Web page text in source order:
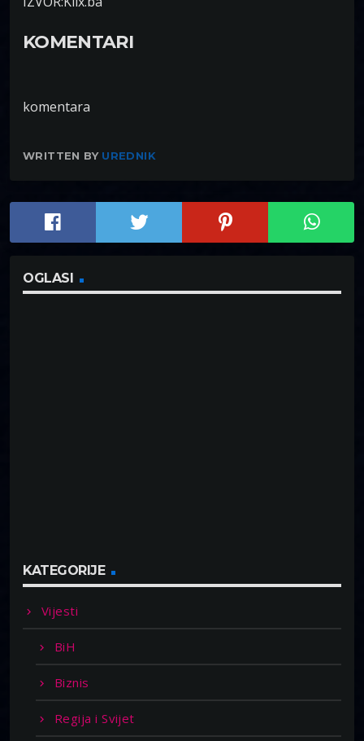
KOMENTARI
komentara
WRITTEN BY UREDNIK
OGLASI
KATEGORIJE
Vijesti
BiH
Biznis
Regija i Svijet